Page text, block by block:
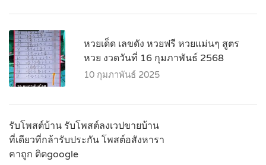
หวยเด็ด เลขดัง หวยฟรี หวยแม่นๆ สูตร
หวย งวดวันที่ 16 กุมภาพันธ์ 2568
10 กุมภาพันธ์ 2025
รับโพสต์บ้าน รับโพสต์ลงเวปขายบ้าน
ที่เดียวที่กล้ารับประกัน โพสต์อสังหารา
คาถูก ติดgoogle